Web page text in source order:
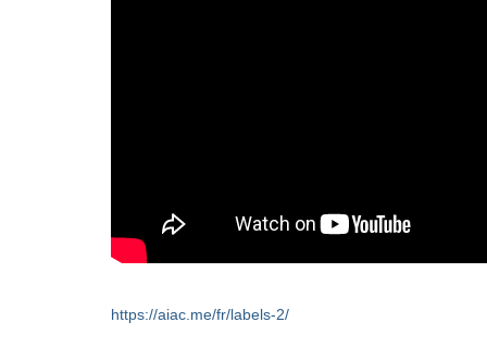
https://aiac.me/fr/labels-2/